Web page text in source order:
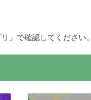
」で確認してください